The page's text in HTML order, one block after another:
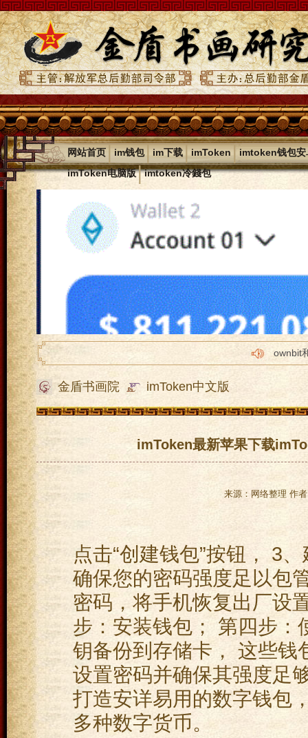
网站首页| im钱包| im下载| imToken| imtoken钱包安
imToken电脑版|imtoken冷錢包
ownbit
金盾书画院 imToken中文版
imToken最新苹果下载
来源：网络整理 作
点击“创建钱包”按钮， 3
确保您的密码强度足以包
密码，将手机恢复出厂设
步：安装钱包； 第四步：
钥备份到存储卡， 这些钱
设置密码并确保其强度足
打造安详易用的数字钱包
多种数字货币。